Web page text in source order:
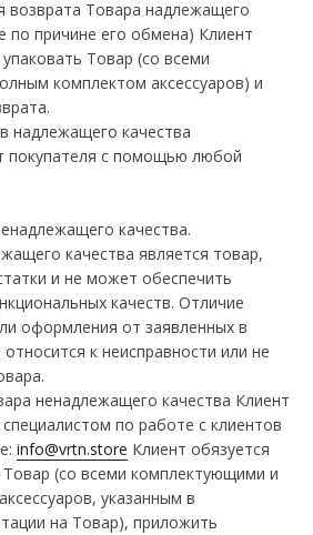
возврата Товара надлежащего
по причине его обмена) Клиент
Товар (со всеми
комплектом аксессуаров) и
надлежащего качества
покупателя с помощью любой
качества.
качества является товар,
и не может обеспечить
качеств. Отличие
оформления от заявленных в
к неисправности или не
ненадлежащего качества Клиент
по работе с клиентов
info@vrtn.store Клиент обязуется
Товар (со всеми комплектующими и
указанным в
на Товар), приложить